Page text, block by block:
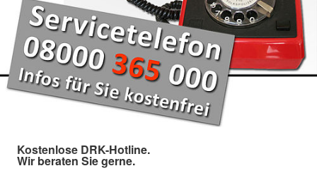
Kostenlose DRK-Hotline.
Wir beraten Sie gerne.